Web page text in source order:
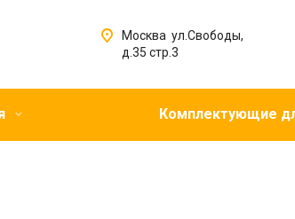
Москва ул.Свободы,
д.35 стр.3
Комплектующие